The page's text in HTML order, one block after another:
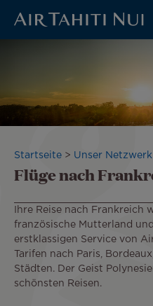
Pfadnavigation
Startseite Unser Netzwerk
Flüge nach
Ihre Reise nach Frankreich
französische Mutterland
erstklassigen Service von
Tarifen nach Paris,
Städten. Der Geist
schönsten Reisen.